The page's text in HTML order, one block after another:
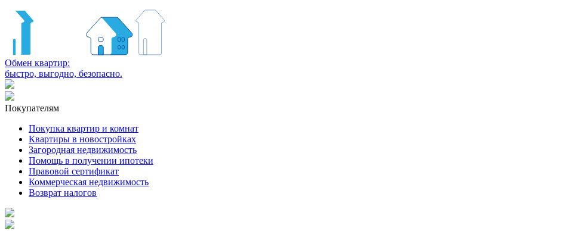
Обмен квартир:
быстро, выгодно, безопасно.
Покупателям
Покупка квартир и комнат
Квартиры в новостройках
Загородная недвижимость
Помощь в получении ипотеки
Правовой сертификат
Коммерческая недвижимость
Возврат налогов